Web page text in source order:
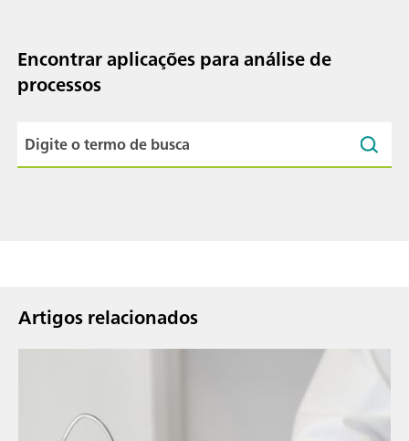
Encontrar aplicações para análise de
processos
Artigos relacionados